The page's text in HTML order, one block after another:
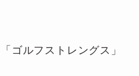
ゴルフストレングス」